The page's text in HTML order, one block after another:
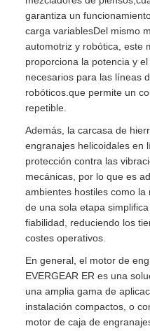
garantiza un
carga variablesDel mismo
automotriz y robótica, este
proporciona la potencia y
necesarios para las líneas
robóticos.que permite un
repetible.
Además, la carcasa de
engranajes helicoidales en
protección contra las
mecánicas, por lo que es
ambientes hostiles como
de una sola etapa
fiabilidad, reduciendo los
costes operativos.
En general, el motor de
EVERGEAR ER es una
una amplia gama de
instalación compactos, o
motor de caja de